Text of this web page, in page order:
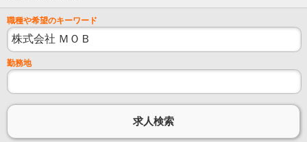
職種や希望のキーワード
勤務地